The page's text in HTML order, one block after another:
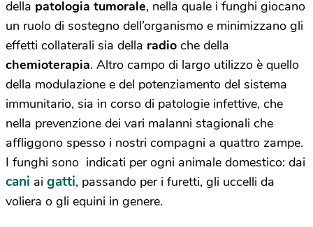
della patologia tumorale, nella quale i funghi giocano
un ruolo di sostegno dell’organismo e minimizzano gli
effetti collaterali sia della radio che della
chemioterapia. Altro campo di largo utilizzo è quello
della modulazione e del potenziamento del sistema
immunitario, sia in corso di patologie infettive, che
nella prevenzione dei vari malanni stagionali che
affliggono spesso i nostri compagni a quattro zampe.
I funghi sono indicati per ogni animale domestico: dai
cani ai gatti, passando per i furetti, gli uccelli da
voliera o gli equini in genere.